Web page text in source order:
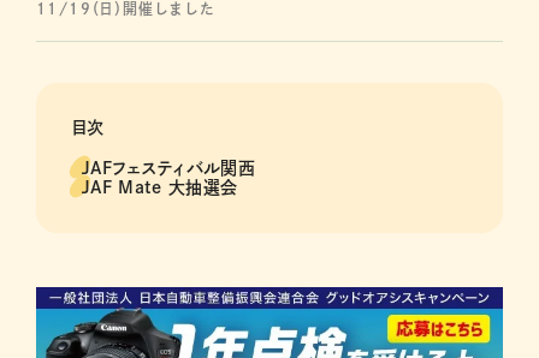
11/19（日）開催しました
目次
JAFフェスティバル関西
JAF Mate 大抽選会